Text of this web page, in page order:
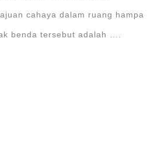
cahaya dalam ruang hampa
benda tersebut adalah ….